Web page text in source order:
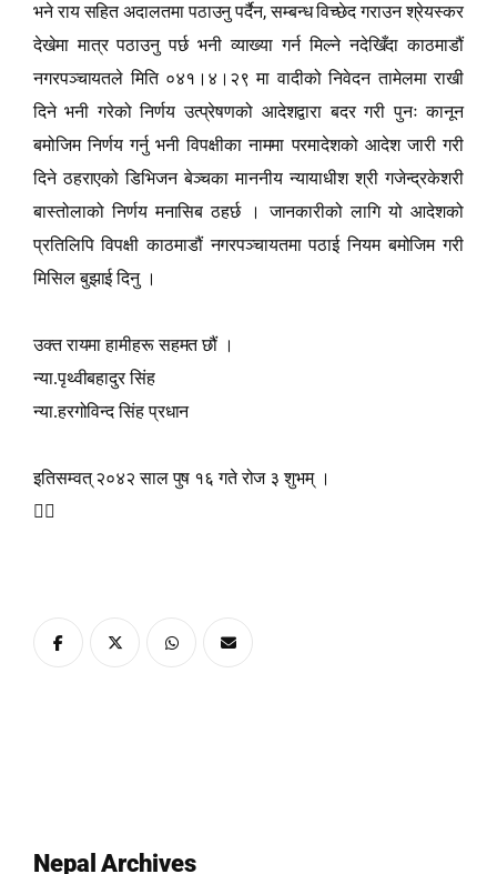
भने राय सहित अदालतमा पठाउनु पर्दैन,सम्बन्ध विच्छेद गराउन श्रेयस्कर
देखेमा मात्र पठाउनु पर्छ भनी व्याख्या गर्न मिल्ने नदेखिँदा काठमाडौं
नगरपञ्चायतले मिति ०४१।४।२९ मा वादीको निवेदन तामेलमा राखी
दिने भनी गरेको निर्णय उत्प्रेषणको आदेशद्वारा बदर गरी पुनः कानून
बमोजिम निर्णय गर्नु भनी विपक्षीका नाममा परमादेशको आदेश जारी गरी
दिने ठहराएको डिभिजन बेञ्चका माननीय न्यायाधीश श्री गजेन्द्रकेशरी
बास्तोलाको निर्णय मनासिब ठहर्छ । जानकारीको लागि यो आदेशको
प्रतिलिपि विपक्षी काठमाडौं नगरपञ्चायतमा पठाई नियम बमोजिम गरी
मिसिल बुझाई दिनु ।
उक्त रायमा हामीहरू सहमत छौं ।
न्या.पृथ्वीबहादुर सिंह
न्या.हरगोविन्द सिंह प्रधान
इतिसम्वत् २०४२ साल पुष १६ गते रोज ३ शुभम् ।

Nepal Archives